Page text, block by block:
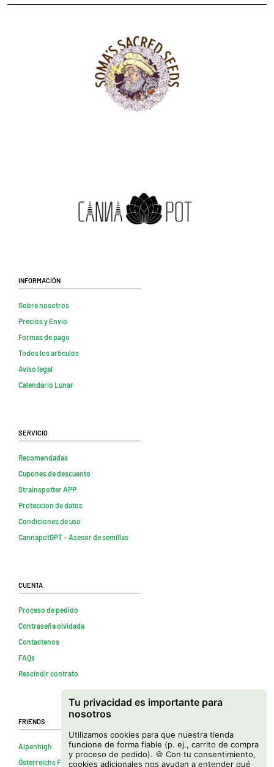
Tu privacidad es importante para
nosotros
Utilizamos cookies para que nuestra tienda
funcione de forma fiable (p. ej., carrito de compra
y proceso de pedido). 🍪 Con tu consentimiento,
cookies adicionales nos ayudan a entender qué
Información
Sobre nosotros
Precios y Envio
Formas de pago
Todos los artículos
Aviso legal
Calendario Lunar
Servicio
Recomendadas
Cupones de descuento
Strainspotter APP
Proteccion de datos
Condiciones de uso
CannapotGPT – Asesor de semillas
Cuenta
Proceso de pedido
Contraseña olvidada
Contactenos
FAQs
Rescindir contrato
Friends
Alpenhigh
Österreichs Firmenverzeichnis